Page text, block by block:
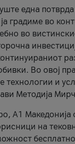
една
градиме во
во
Во овој
технологии и
Методија
А1
на